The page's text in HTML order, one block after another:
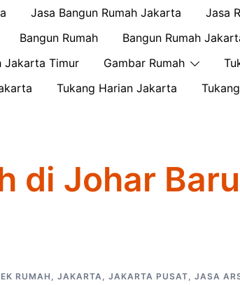
Jasa Bangun Rumah Jakarta
Jasa
Bangun Rumah
Bangun Rumah
Jakarta Timur
Gambar Rumah
Tukang Harian Jakarta
di Johar
RUMAH, JAKARTA, JAKARTA PUSAT, JASA